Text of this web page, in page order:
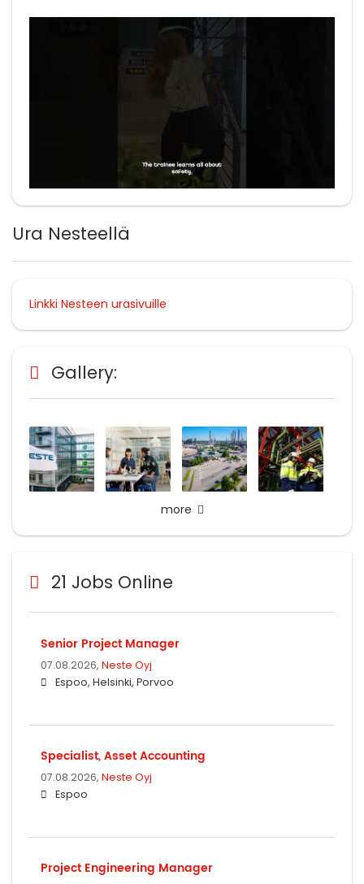
Gallery:
more
21 Jobs Online
Senior Project Manager
07.08.2026, Neste Oyj
Espoo, Helsinki, Porvoo
Specialist, Asset Accounting
07.08.2026, Neste Oyj
Espoo
Project Engineering Manager
Ura Nesteellä
Linkki Nesteen urasivuille